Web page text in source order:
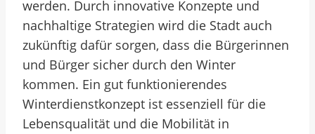
werden. Durch innovative Konzepte und
nachhaltige Strategien wird die Stadt auch
zukünftig dafür sorgen, dass die Bürgerinnen
und Bürger sicher durch den Winter
kommen. Ein gut funktionierendes
Winterdienstkonzept ist essenziell für die
Lebensqualität und die Mobilität in